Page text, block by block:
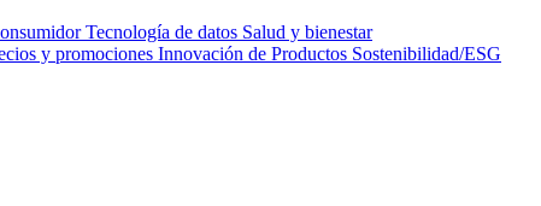
Tecnología de datos Salud y bienestar
y promociones Innovación de Productos Sostenibilidad/ESG